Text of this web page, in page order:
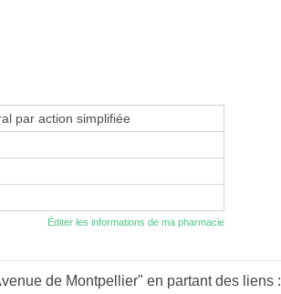
par action simplifiée
Éditer les informations de ma pharmacie
de Montpellier" en partant des liens :